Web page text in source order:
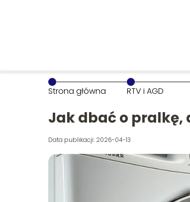
Strona główna RTV i AGD
Jak dbać o pralkę,
Data publikacji: 2026-04-13